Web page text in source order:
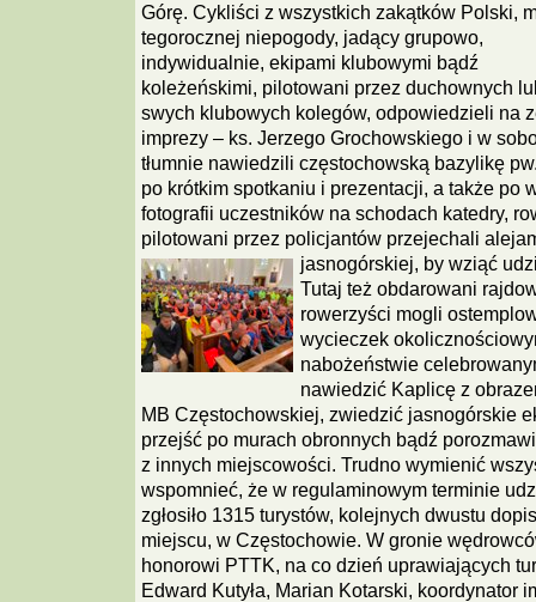
Górę. Cykliści z wszystkich zakątków Polski,
tegorocznej niepogody, jadący grupowo,
indywidualnie, ekipami klubowymi bądź
koleżeńskimi, pilotowani przez duchownych
swych klubowych kolegów, odpowiedzieli na
imprezy – ks. Jerzego Grochowskiego i w
tłumnie nawiedzili częstochowską bazylikę
po krótkim spotkaniu i prezentacji, a także po
fotografii uczestników na schodach katedry,
pilotowani przez policjantów przejechali
jasnogórskiej, by wziąć
Tutaj też obdarowani
rowerzyści mogli
wycieczek
nabożeństwie
nawiedzić Kaplicę z
MB Częstochowskiej, zwiedzić jasnogórskie
przejść po murach obronnych bądź
z innych miejscowości. Trudno wymienić
wspomnieć, że w regulaminowym terminie
zgłosiło 1315 turystów, kolejnych dwustu
miejscu, w Częstochowie. W gronie
honorowi PTTK, na co dzień uprawiających
Edward Kutyła, Marian Kotarski, koordynator